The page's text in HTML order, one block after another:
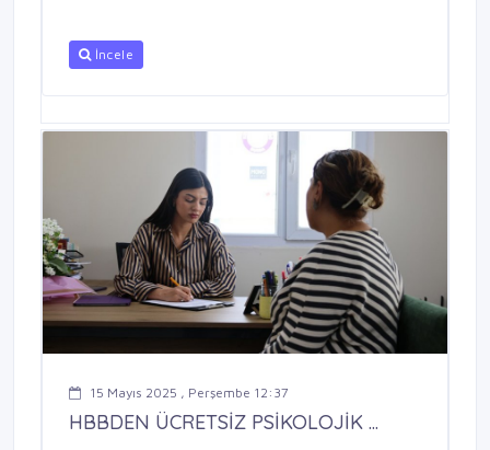
İncele
15 Mayıs 2025 , Perşembe 12:37
HBBDEN ÜCRETSİZ PSİKOLOJİK ...